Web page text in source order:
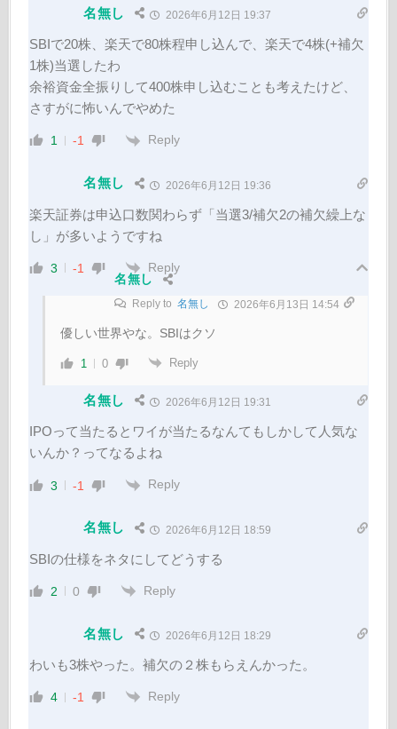
名無し 2026年6月12日 19:37
SBIで20株、楽天で80株程申し込んで、楽天で4株(+補欠
1株)当選したわ
余裕資金全振りして400株申し込むことも考えたけど、
さすがに怖いんでやめた
1 -1 Reply
名無し 2026年6月12日 19:36
楽天証券は申込口数関わらず「当選3/補欠2の補欠繰上な
し」が多いようですね
3 -1
Reply
名無し
Reply to 名無し 2026年6月13日 14:54
優しい世界やな。SBIはクソ
1 0 Reply
名無し 2026年6月12日 19:31
IPOって当たるとワイが当たるなんてもしかして人気な
いんか？ってなるよね
3 -1 Reply
名無し 2026年6月12日 18:59
SBIの仕様をネタにしてどうする
2 0 Reply
名無し 2026年6月12日 18:29
わいも3株やった。補欠の２株もらえんかった。
4 -1 Reply